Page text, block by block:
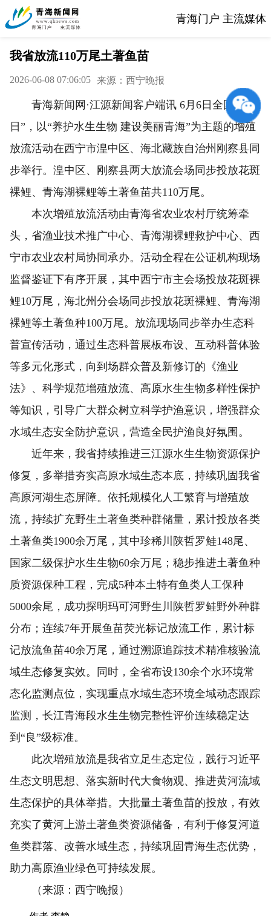
青海门户 主流媒体
我省放流110万尾土著鱼苗
2026-06-08 07:06:05 来源：西宁晚报
青海新闻网·江源新闻客户端讯 6月6日全国“放鱼
日”，以“养护水生生物 建设美丽青海”为主题的增殖
放流活动在西宁市湟中区、海北藏族自治州刚察县同
步举行。湟中区、刚察县两大放流会场同步投放花斑
裸鲤、青海湖裸鲤等土著鱼苗共110万尾。
本次增殖放流活动由青海省农业农村厅统筹牵
头，省渔业技术推广中心、青海湖裸鲤救护中心、西
宁市农业农村局协同承办。活动全程在公证机构现场
监督鉴证下有序开展，其中西宁市主会场投放花斑裸
鲤10万尾，海北州分会场同步投放花斑裸鲤、青海湖
裸鲤等土著鱼种100万尾。放流现场同步举办生态科
普宣传活动，通过生态科普展板布设、互动科普体验
等多元化形式，向到场群众普及新修订的《渔业
法》、科学规范增殖放流、高原水生生物多样性保护
等知识，引导广大群众树立科学护渔意识，增强群众
水域生态安全防护意识，营造全民护渔良好氛围。
近年来，我省持续推进三江源水生生物资源保护
修复，多举措夯实高原水域生态本底，持续巩固我省
高原河湖生态屏障。依托规模化人工繁育与增殖放
流，持续扩充野生土著鱼类种群储量，累计投放各类
土著鱼类1900余万尾，其中珍稀川陕哲罗鲑148尾、
国家二级保护水生生物60余万尾；稳步推进土著鱼种
质资源保种工程，完成5种本土特有鱼类人工保种
5000余尾，成功探明玛可河野生川陕哲罗鲑野外种群
分布；连续7年开展鱼苗荧光标记放流工作，累计标
记放流鱼苗40余万尾，通过溯源追踪技术精准核验流
域生态修复实效。同时，全省布设130余个水环境常
态化监测点位，实现重点水域生态环境全域动态跟踪
监测，长江青海段水生生物完整性评价连续稳定达
到“良”级标准。
此次增殖放流是我省立足生态定位，践行习近平
生态文明思想、落实新时代大食物观、推进黄河流域
生态保护的具体举措。大批量土著鱼苗的投放，有效
充实了黄河上游土著鱼类资源储备，有利于修复河道
鱼类群落、改善水域生态，持续巩固青海生态优势，
助力高原渔业绿色可持续发展。
（来源：西宁晚报）